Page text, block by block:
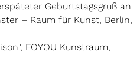
Geburtstagsgruß an
– Raum für Kunst, Berlin,
FOYOU Kunstraum,